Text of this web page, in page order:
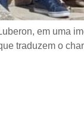
em uma
traduzem o